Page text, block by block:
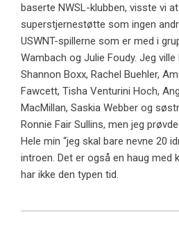
baserte NWSL-klubben, visste vi
superstjernestøtte som ingen
USWNT-spillerne som er med i
Wambach og Julie Foudy. Jeg ville
Shannon Boxx, Rachel Buehler,
Fawcett, Tisha Venturini Hoch,
MacMillan, Saskia Webber og
Ronnie Fair Sullins, men jeg
Hele min “jeg skal bare nevne 20
introen. Det er også en haug med
har ikke den typen tid.